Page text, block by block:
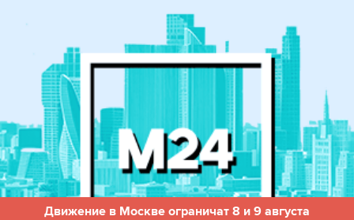
Движение в Москве ограничат 8 и 9 августа